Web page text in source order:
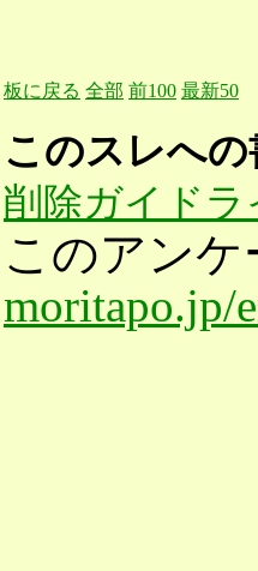
板に戻る 全部 前100 最新50
このスレへ
削除ガイドラ
このアン
moritapo.jp/